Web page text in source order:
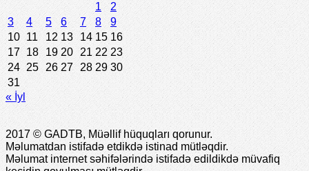
1
2
3
4 5 6 7 8
9
10 11 12 13 14 15 16
17 18 19 20 21 22 23
24 25 26 27 28 29 30
31
« İyl
2017 © GADTB, Müəllif hüquqları qorunur.
Məlumatdan istifadə etdikdə istinad mütləqdir.
Məlumat internet səhifələrində istifadə edildikdə müvafiq